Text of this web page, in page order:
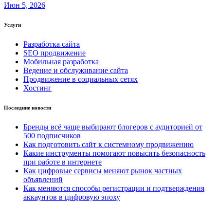
Июн 5, 2026
Услуги
Разработка сайта
SEO продвижение
Мобильная разработка
Ведение и обслуживание сайта
Продвижение в социальных сетях
Хостинг
Последние новости
Бренды всё чаще выбирают блогеров с аудиторией от
500 подписчиков
Как подготовить сайт к системному продвижению
Какие инструменты помогают повысить безопасность
при работе в интернете
Как цифровые сервисы меняют рынок частных
объявлений
Как меняются способы регистрации и подтверждения
аккаунтов в цифровую эпоху